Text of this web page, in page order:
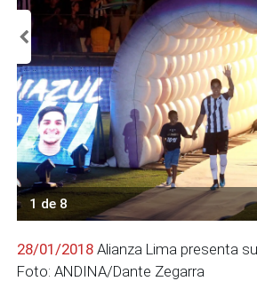
1 de 8
28/01/2018 Alianza Lima presenta
Foto: ANDINA/Dante Zegarra